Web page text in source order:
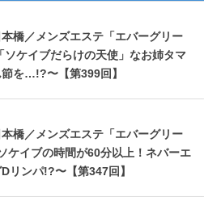
本橋／メンズエステ「エバーグリー
ソケイブだらけの天使」なお姉タマ
を…!?〜【第399回】
本橋／メンズエステ「エバーグリー
ケイブの時間が60分以上！ネバーエ
リンパ!?〜【第347回】